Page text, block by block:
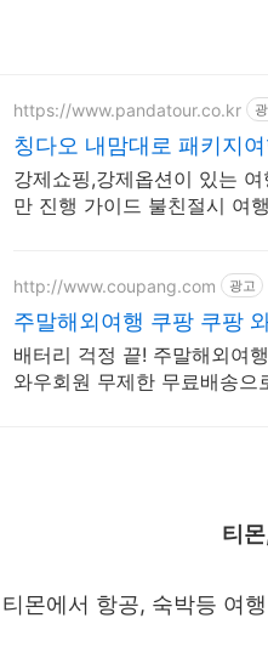
https://www.pandatour.co.kr
칭다오 내맘대로 패키지
강제쇼핑,강제옵션이 있는
만 진행 가이드 불친절시 여
http://www.coupang.com 광고
주말해외여행 쿠팡 쿠팡
배터리 걱정 끝! 주말해외여
와우회원 무제한 무료배송으
티
티몬에서 항공, 숙박등 여